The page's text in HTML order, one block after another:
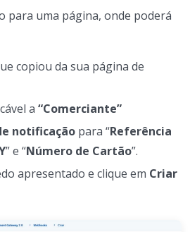
para uma página, onde poderá
copiou da sua página de
a “Comerciante”
notificação para “Referência
” e “Número de Cartão”.
apresentado e clique em Criar